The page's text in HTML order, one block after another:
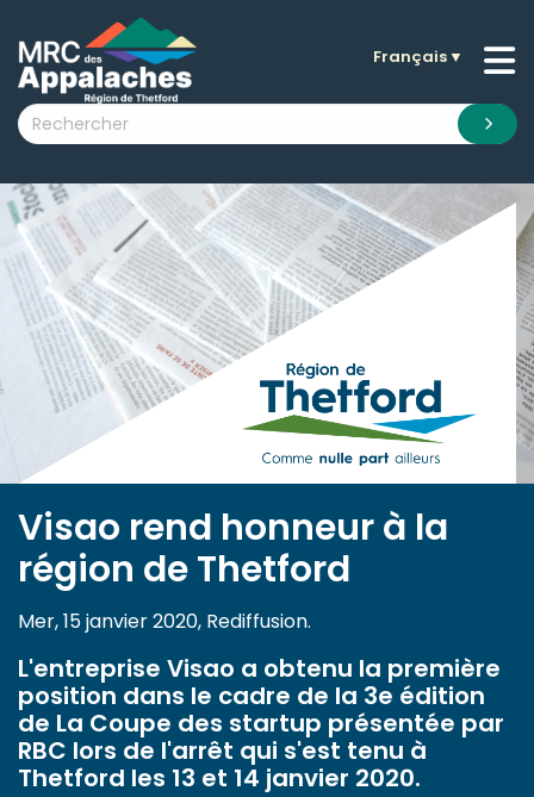
submenu (La MRC )
submenu (Citoyens )
submenu (Visiteurs )
submenu (Nouvelles )
submenu (Documentation )
Français▼
Visao rend honneur à la
région de Thetford
Mer, 15 janvier 2020, Rediffusion.
L'entreprise Visao a obtenu la première
position dans le cadre de la 3e édition
de La Coupe des startup présentée par
RBC lors de l'arrêt qui s'est tenu à
Thetford les 13 et 14 janvier 2020.